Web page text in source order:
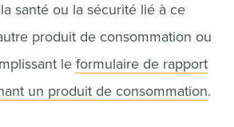
santé ou la sécurité lié à ce
produit de consommation ou
le formulaire de rapport
un produit de consommation.